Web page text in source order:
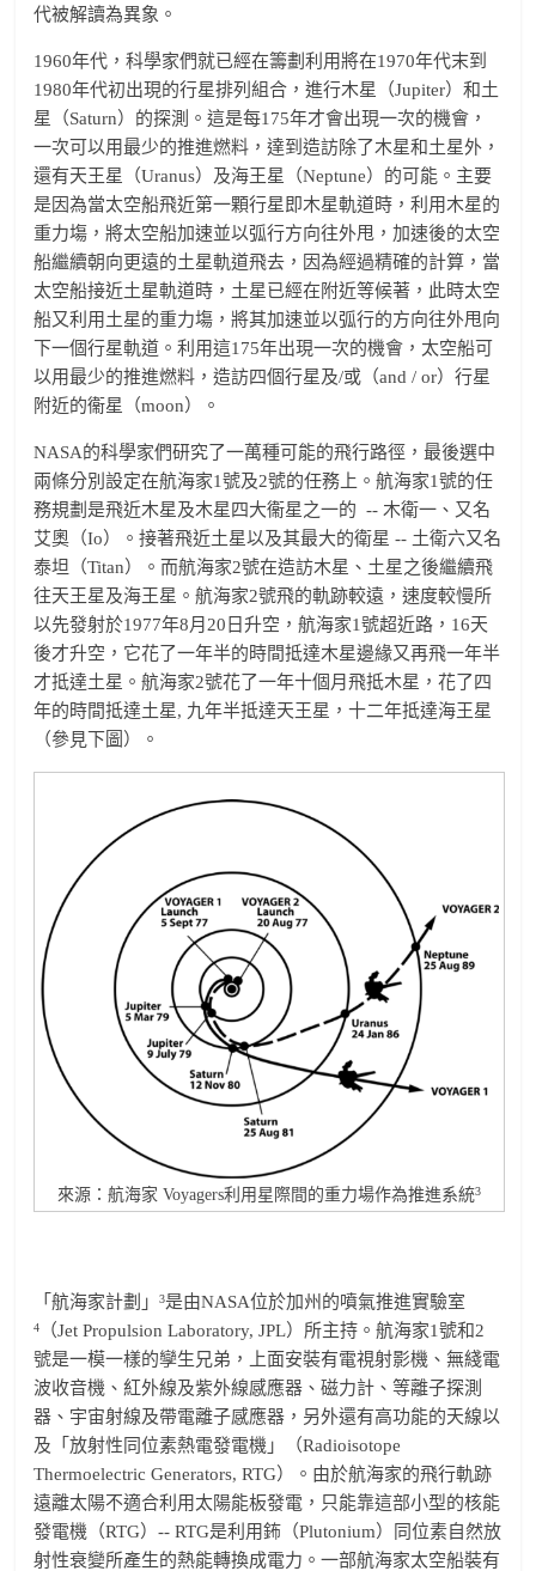
代被解讀為異象。
1960年代，科學家們就已經在籌劃利用將在1970年代末到
1980年代初出現的行星排列組合，進行木星（Jupiter）和土
星（Saturn）的探測。這是每175年才會出現一次的機會，
一次可以用最少的推進燃料，達到造訪除了木星和土星外，
還有天王星（Uranus）及海王星（Neptune）的可能。主要
是因為當太空船飛近第一顆行星即木星軌道時，利用木星的
重力塲，將太空船加速並以弧行方向往外甩，加速後的太空
船繼續朝向更遠的土星軌道飛去，因為經過精確的計算，當
太空船接近土星軌道時，土星已經在附近等候著，此時太空
船又利用土星的重力塲，將其加速並以弧行的方向往外甩向
下一個行星軌道。利用這175年出現一次的機會，太空船可
以用最少的推進燃料，造訪四個行星及/或（and / or）行星
附近的衞星（moon）。
NASA的科學家們研究了一萬種可能的飛行路徑，最後選中
兩條分別設定在航海家1號及2號的任務上。航海家1號的任
務規劃是飛近木星及木星四大衞星之一的 -- 木衛一、又名
艾奧（Io）。接著飛近土星以及其最大的衛星 -- 土衛六又名
泰坦（Titan）。而航海家2號在造訪木星、土星之後繼續飛
往天王星及海王星。航海家2號飛的軌跡較遠，速度較慢所
以先發射於1977年8月20日升空，航海家1號超近路，16天
後才升空，它花了一年半的時間抵達木星邊緣又再飛一年半
才抵達土星。航海家2號花了一年十個月飛抵木星，花了四
年的時間抵達土星, 九年半抵達天王星，十二年抵達海王星
（參見下圖）。
來源：航海家 Voyagers利用星際間的重力場作為推進系統3
「航海家計劃」3是由NASA位於加州的噴氣推進實驗室
4
（Jet Propulsion Laboratory, JPL）所主持。航海家1號和2
號是一模一樣的孿生兄弟，上面安裝有電視射影機、無綫電
波收音機、紅外線及紫外線感應器、磁力計、等離子探測
器、宇宙射線及帶電離子感應器，另外還有高功能的天線以
及「放射性同位素熱電發電機」（Radioisotope
Thermoelectric Generators, RTG）。由於航海家的飛行軌跡
遠離太陽不適合利用太陽能板發電，只能靠這部小型的核能
發電機（RTG）-- RTG是利用鈽（Plutonium）同位素自然放
射性衰變所產生的熱能轉換成電力。一部航海家太空船裝有